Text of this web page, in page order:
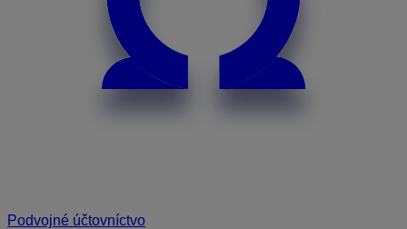
Podvojné účtovníctvo